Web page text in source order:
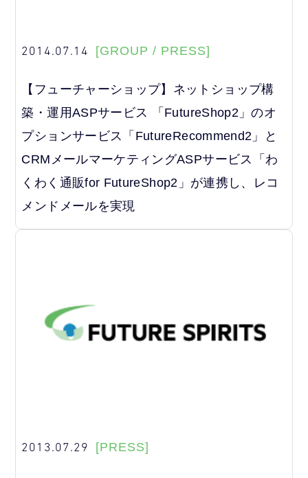
2014.07.14 [GROUP / PRESS]
【フューチャーショップ】ネットショップ構
築・運用ASPサービス 「FutureShop2」のオ
プションサービス「FutureRecommend2」と
CRMメールマーケティングASPサービス「わ
くわく通販for FutureShop2」が連携し、レコ
メンドメールを実現
2013.07.29 [PRESS]